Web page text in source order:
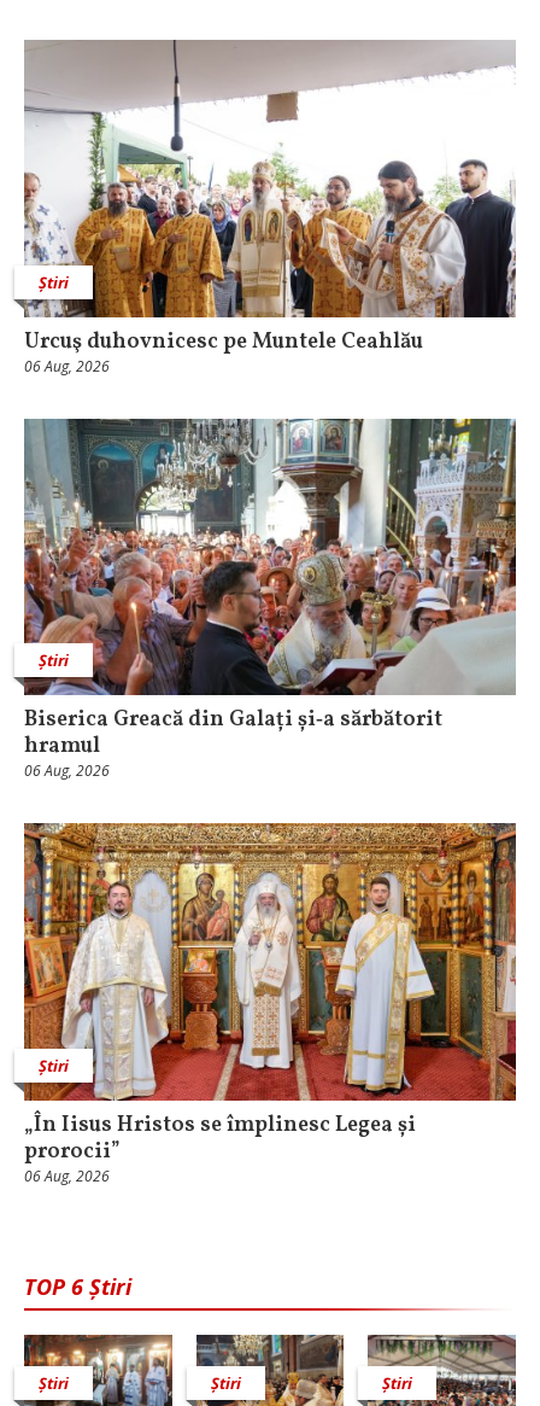
Știri
Urcuş duhovnicesc pe Muntele Ceahlău
06 Aug, 2026
Știri
Biserica Greacă din Galați și‑a sărbătorit
hramul
06 Aug, 2026
Știri
„În Iisus Hristos se împlinesc Legea și
prorocii”
06 Aug, 2026
TOP 6 Știri
Știri Știri Știri